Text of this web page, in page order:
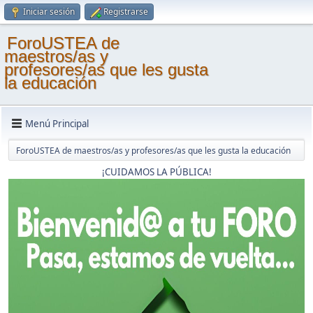
Iniciar sesión Registrarse
ForoUSTEA de
maestros/as y
profesores/as que les gusta
la educación
Menú Principal
ForoUSTEA de maestros/as y profesores/as que les gusta la educación
¡CUIDAMOS LA PÚBLICA!